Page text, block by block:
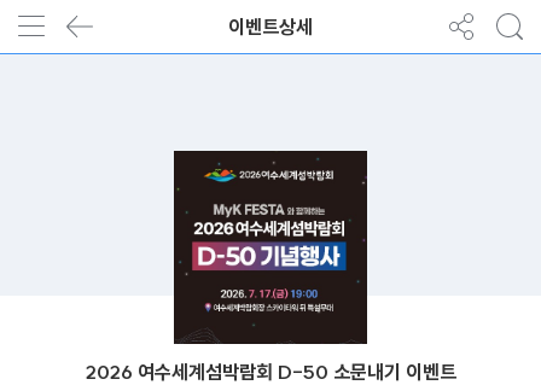
이벤트상세
2026 여수세계섬박람회 D-50 소문내기 이벤트